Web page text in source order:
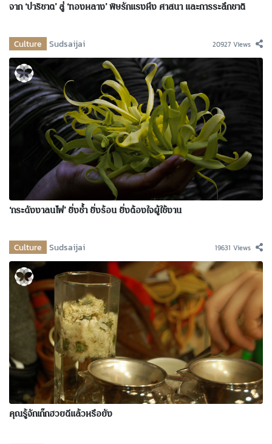
จาก ‘ปาริชาต’ สู่ ‘ทองหลาง’ พิษรักแรงหึง ศาสนา และการระลึกชาติ
Culture Sudsaijai 20927 Views
‘กระดังงาลนไฟ’ ยิ่งช้ำ ยิ่งร้อน ยิ่งต้องใจผู้ใช้งาน
Culture Sudsaijai 19631 Views
คุณรู้จักเก๊กฮวยดีแล้วหรือยัง